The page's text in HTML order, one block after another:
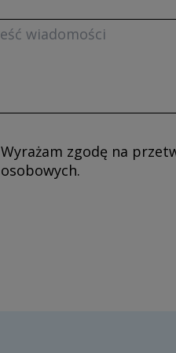
Wyrażam zgodę na
osobowych.